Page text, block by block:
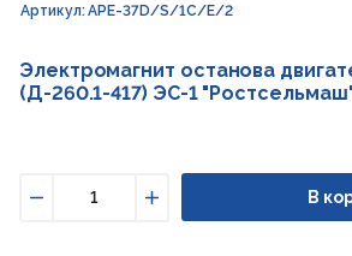
Артикул: APE-37D/S/1C/E/2
Электромагнит останова
(Д-260.1-417) ЭС-1
Увеличить
В